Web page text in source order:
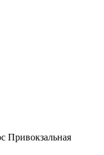
Привокзальная